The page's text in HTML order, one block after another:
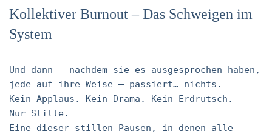
Kollektiver Burnout – Das Schweigen im
System
Und dann – nachdem sie es ausgesprochen haben,
jede auf ihre Weise – passiert… nichts.
Kein Applaus. Kein Drama. Kein Erdrutsch.
Nur Stille.
Eine dieser stillen Pausen, in denen alle